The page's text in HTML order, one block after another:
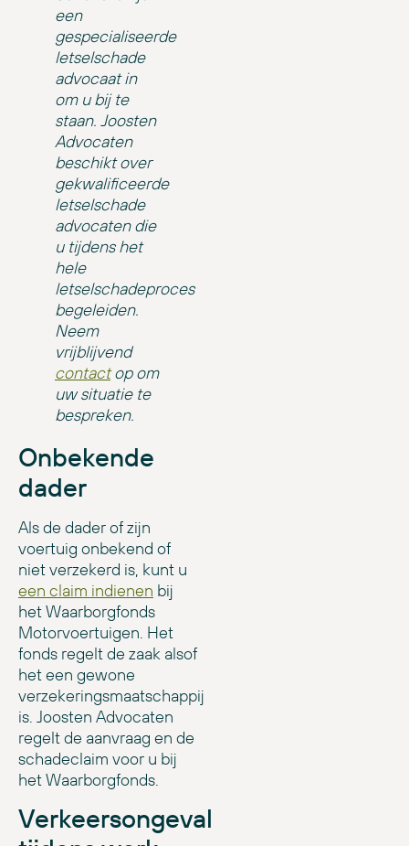
een
gespecialiseerde
letselschade
advocaat in
om u bij te
staan. Joosten
Advocaten
beschikt over
gekwalificeerde
letselschade
advocaten die
u tijdens het
hele
letselschadeproces
begeleiden.
Neem
vrijblijvend
contactop om
uw situatie te
bespreken.
Onbekende
dader
Als de dader of zijn
voertuig onbekend of
niet verzekerd is, kunt u
een claim indienen bij
het Waarborgfonds
Motorvoertuigen. Het
fonds regelt de zaak alsof
het een gewone
verzekeringsmaatschappij
is. Joosten Advocaten
regelt de aanvraag en de
schadeclaim voor u bij
het Waarborgfonds.
Verkeersongeval